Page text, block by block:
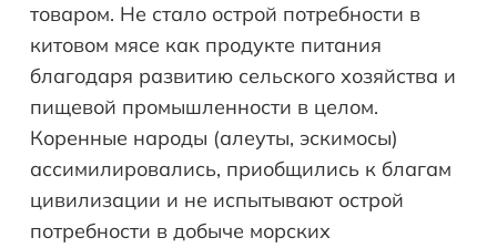
товаром. Не стало острой потребности в
китовом мясе как продукте питания
благодаря развитию сельского хозяйства и
пищевой промышленности в целом.
Коренные народы (алеуты, эскимосы)
ассимилировались, приобщились к благам
цивилизации и не испытывают острой
потребности в добыче морских